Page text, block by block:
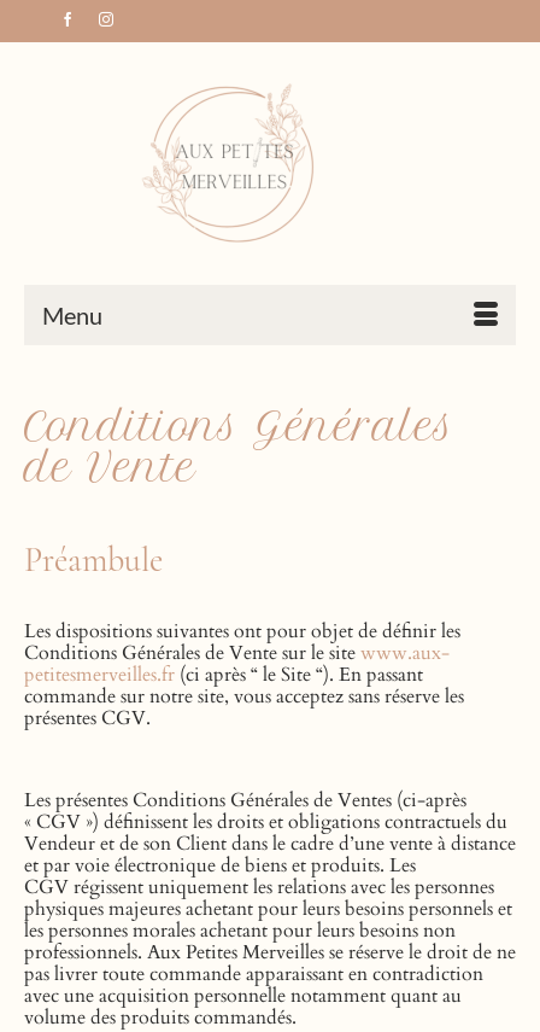
Menu
Conditions Générales
de Vente
Préambule
Les dispositions suivantes ont pour objet de définir les
Conditions Générales de Vente sur le sitewww.aux-
petitesmerveilles.fr (ci après “ le Site “). En passant
commande sur notre site, vous acceptez sans réserve les
présentes CGV.
Les présentes Conditions Générales de Ventes (ci-après
« CGV ») définissent les droits et obligations contractuels du
Vendeur et de son Client dans le cadre d’une vente à distance
et par voie électronique de biens et produits. Les
CGV régissent uniquement les relations avec les personnes
physiques majeures achetant pour leurs besoins personnels et
les personnes morales achetant pour leurs besoins non
professionnels. Aux Petites Merveilles se réserve le droit de ne
pas livrer toute commande apparaissant en contradiction
avec une acquisition personnelle notamment quant au
volume des produits commandés.